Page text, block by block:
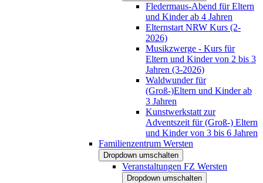
Fledermaus-Abend für Eltern
und Kinder ab 4 Jahren
Elternstart NRW Kurs (2-
2026)
Musikzwerge - Kurs für
Eltern und Kinder von 2 bis 3
Jahren (3-2026)
Waldwunder für
(Groß-)Eltern und Kinder ab
3 Jahren
Kunstwerkstatt zur
Adventszeit für (Groß-) Eltern
und Kinder von 3 bis 6 Jahren
Familienzentrum Wersten
Dropdown umschalten
Veranstaltungen FZ Wersten
Dropdown umschalten